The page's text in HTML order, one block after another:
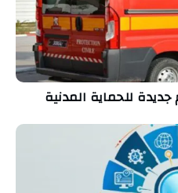
للحماية المدنية